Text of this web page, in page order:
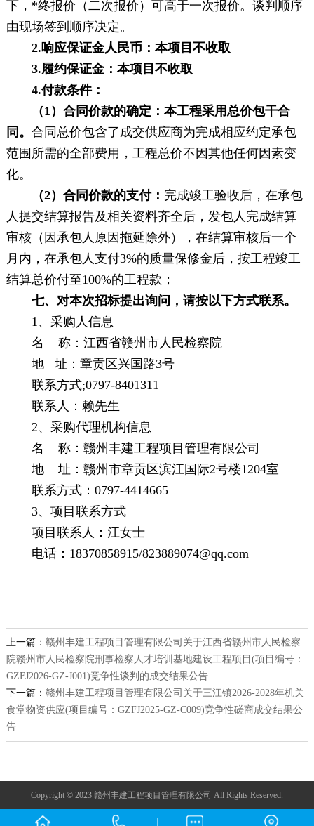
下，*终报价（二次报价）可高于一次报价。谈判顺序
由现场签到顺序决定。
2.响应保证金人民币 ： 本项目不收取
3.履约保证金： 本项目不收取
4.付款条件：
（1） 合同价款的确定：本工程采用总价包干合
同。 合同总价包含了成交供应商为完成相应约定承包
范围所需的全部费用，工程总价不因其他任何因素变
化。
（2） 合同价款的支付： 完成竣工验收后，在承包
人提交结算报告及相关资料齐全后，发包人完成结算
审核（因承包人原因拖延除外），在结算审核后一个
月内，在承包人支付3%的质量保修金后，按工程竣工
结算总价付至100%的工程款；
七、对本次招标提出询问，请按以下方式联系。
1、采购人信息
名
称：江西省赣州市人民检察院
地
址：章贡区兴国路3号
联系方式;0797-8401311
联系人：赖先生
2、采购代理机构信息
名
称：赣州丰建工程项目管理有限公司
地
址：赣州市章贡区滨江国际2号楼1204室
联系方式： 0797-4414665
3、项目联系方式
项目联系人：江女士
电话： 18370858915/823889074@qq.com
上一篇： 赣州丰建工程项目管理有限公司关于江西省赣州市人民检察
院赣州市人民检察院刑事检察人才培训基地建设工程项目(项目编号：
GZFJ2026-GZ-J001)竞争性谈判的成交结果公告
下一篇： 赣州丰建工程项目管理有限公司关于三江镇2026-2028年机关
食堂物资供应(项目编号：GZFJ2025-GZ-C009)竞争性磋商成交结果公
告
Copyright © 2023 赣州丰建工程项目管理有限公司 All Rights Reserved.